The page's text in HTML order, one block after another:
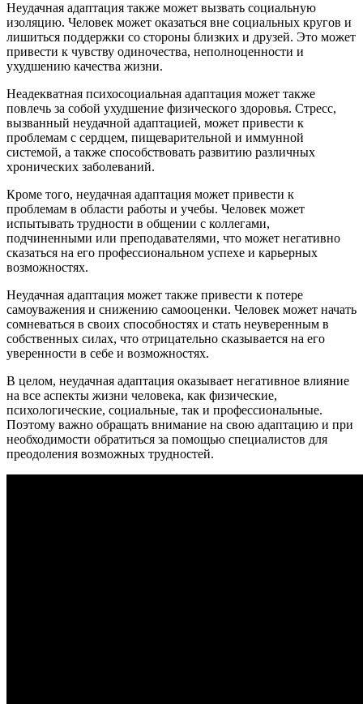
Неудачная адаптация также может вызвать социальную
изоляцию. Человек может оказаться вне социальных кругов и
лишиться поддержки со стороны близких и друзей. Это может
привести к чувству одиночества, неполноценности и
ухудшению качества жизни.
Неадекватная психосоциальная адаптация может также
повлечь за собой ухудшение физического здоровья. Стресс,
вызванный неудачной адаптацией, может привести к
проблемам с сердцем, пищеварительной и иммунной
системой, а также способствовать развитию различных
хронических заболеваний.
Кроме того, неудачная адаптация может привести к
проблемам в области работы и учебы. Человек может
испытывать трудности в общении с коллегами,
подчиненными или преподавателями, что может негативно
сказаться на его профессиональном успехе и карьерных
возможностях.
Неудачная адаптация может также привести к потере
самоуважения и снижению самооценки. Человек может начать
сомневаться в своих способностях и стать неуверенным в
собственных силах, что отрицательно сказывается на его
уверенности в себе и возможностях.
В целом, неудачная адаптация оказывает негативное влияние
на все аспекты жизни человека, как физические,
психологические, социальные, так и профессиональные.
Поэтому важно обращать внимание на свою адаптацию и при
необходимости обратиться за помощью специалистов для
преодоления возможных трудностей.